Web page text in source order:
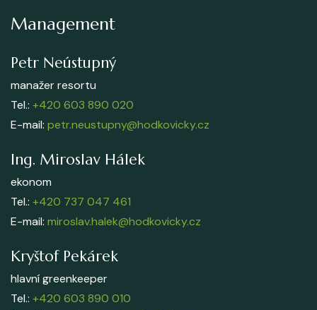
Management
Petr Neústupný
manažer resortu
Tel.: +420 603 890 020
E-mail: petr.neustupny@hodkovicky.cz
Ing. Miroslav Hálek
ekonom
Tel.: +420 737 047 461
E-mail: miroslav.halek@hodkovicky.cz
Kryštof Pekárek
hlavní greenkeeper
Tel.: +420 603 890 010